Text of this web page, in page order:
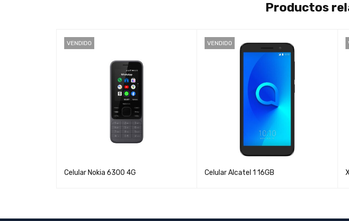
Productos
VENDIDO
Celular Nokia 6300 4G
VENDIDO
Celular Alcatel 1 16GB